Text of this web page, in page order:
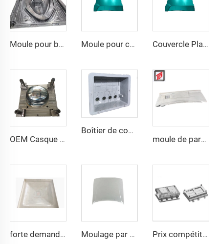
Moule pour bateau rigide en SMC et fibre de verre, industrie des composites, Chine Moule pour casque Taizhou Huangyan fabricant de moules outil de sécurité Mich Fast casque Couvercle Plastique SMC Moulage par Injection Boîtier Tianqin Mould Usine Chine Taizhou Fabricant
OEM Casque de Sécurité Durable Produits de Compression Plastique du Fabricant de Moules Plastiques Chine Taizhou
Boîtier de compteur extérieur boîte de distribution en plastique moule coque en plastique composite compression moule taizhou
moule de pare-chocs auto SMC à la mode
forte demande pour moule de compression de panneau de réservoir d'eau SMC Moulage par compression de plastiques flexibles moule capot moteur auto Prix compétitif pour moule de boîte de distribution en plastique